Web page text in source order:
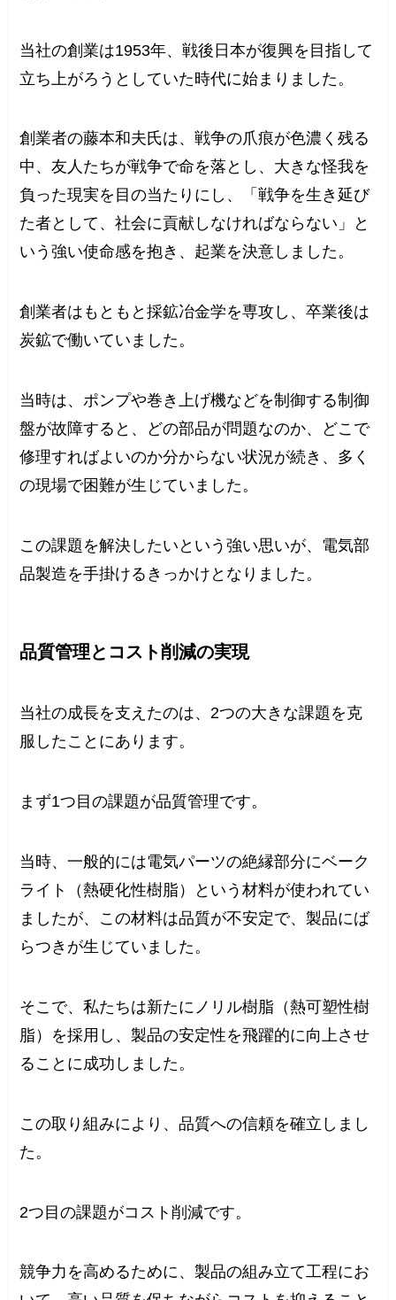
当社の創業は1953年、戦後日本が復興を目指して
立ち上がろうとしていた時代に始まりました。
創業者の藤本和夫氏は、戦争の爪痕が色濃く残る
中、友人たちが戦争で命を落とし、大きな怪我を
負った現実を目の当たりにし、「戦争を生き延び
た者として、社会に貢献しなければならない」と
いう強い使命感を抱き、起業を決意しました。
創業者はもともと採鉱冶金学を専攻し、卒業後は
炭鉱で働いていました。
当時は、ポンプや巻き上げ機などを制御する制御
盤が故障すると、どの部品が問題なのか、どこで
修理すればよいのか分からない状況が続き、多く
の現場で困難が生じていました。
この課題を解決したいという強い思いが、電気部
品製造を手掛けるきっかけとなりました。
品質管理とコスト削減の実現
当社の成長を支えたのは、2つの大きな課題を克
服したことにあります。
まず1つ目の課題が品質管理です。
当時、一般的には電気パーツの絶縁部分にベーク
ライト（熱硬化性樹脂）という材料が使われてい
ましたが、この材料は品質が不安定で、製品にば
らつきが生じていました。
そこで、私たちは新たにノリル樹脂（熱可塑性樹
脂）を採用し、製品の安定性を飛躍的に向上させ
ることに成功しました。
この取り組みにより、品質への信頼を確立しまし
た。
2つ目の課題がコスト削減です。
競争力を高めるために、製品の組み立て工程にお